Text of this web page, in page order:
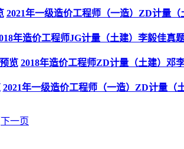
2021年一级造价工程师（一造）ZD计量（
年造价工程师JG计量（土建）李毅佳真
预览 2018年造价工程师ZD计量（土建）邓
2021年一级造价工程师（一造）ZD计量（
下一页